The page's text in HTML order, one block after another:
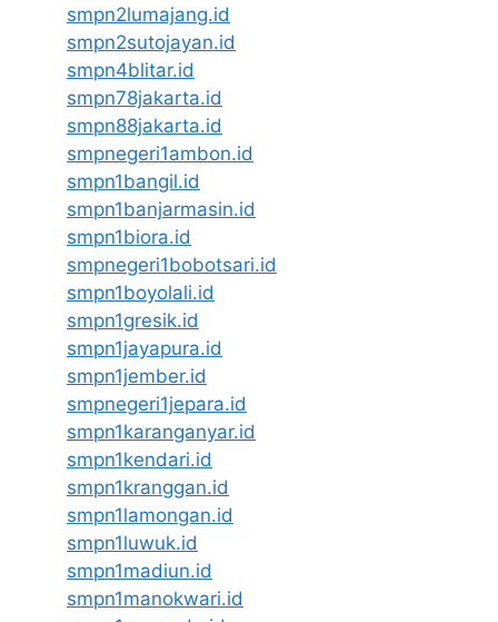
smpn2lumajang.id
smpn2sutojayan.id
smpn4blitar.id
smpn78jakarta.id
smpn88jakarta.id
smpnegeri1ambon.id
smpn1bangil.id
smpn1banjarmasin.id
smpn1biora.id
smpnegeri1bobotsari.id
smpn1boyolali.id
smpn1gresik.id
smpn1jayapura.id
smpn1jember.id
smpnegeri1jepara.id
smpn1karanganyar.id
smpn1kendari.id
smpn1kranggan.id
smpn1lamongan.id
smpn1luwuk.id
smpn1madiun.id
smpn1manokwari.id